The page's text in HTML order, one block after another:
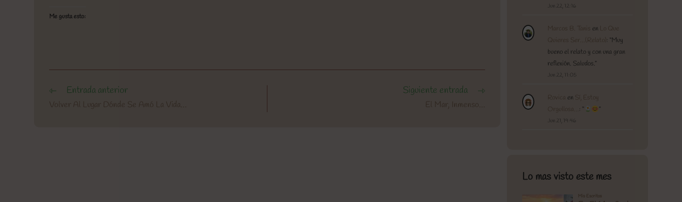
Me gusta esto:
Leer
artículos
Entrada anterior
Volver Al Lugar Dónde Se Amó La Vida…
Siguiente entrada
El Mar, Inmenso…
Jun 22, 12:16
Marcos B. Tanis en
Lo Que
Quieres Ser…(Relato) : “Muy
bueno el relato y con una gran
reflexión. Saludos.”
Jun 22, 11:05
Rovica en
Sí, Estoy
Orgullosa… : “ ”
Jun 21, 19:46
Lo mas visto este mes